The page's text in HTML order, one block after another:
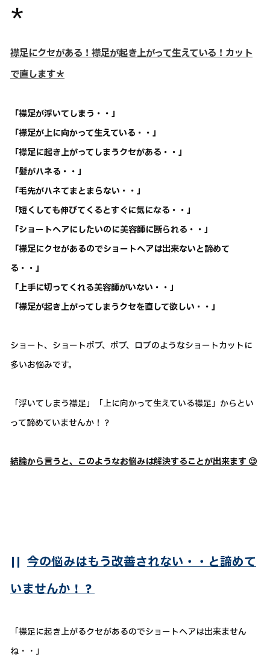
＊
襟足にクセがある！襟足が起き上がって生えている！カット
で直します＊
「襟足が浮いてしまう・・」
「襟足が上に向かって生えている・・」
「襟足に起き上がってしまうクセがある・・」
「髪がハネる・・」
「毛先がハネてまとまらない・・」
「短くしても伸びてくるとすぐに気になる・・」
「ショートヘアにしたいのに美容師に断られる・・」
「襟足にクセがあるのでショートヘアは出来ないと諦めて
る・・」
「上手に切ってくれる美容師がいない・・」
「襟足が起き上がってしまうクセを直して欲しい・・」
ショート、ショートボブ、ボブ、ロブのようなショートカットに
多いお悩みです。
「浮いてしまう襟足」「上に向かって生えている襟足」からとい
って諦めていませんか！？
結論から言うと、このようなお悩みは解決することが出来ます 😉
|| 今の悩みはもう改善されない・・と諦めて
いませんか！？
「襟足に起き上がるクセがあるのでショートヘアは出来ません
ね・・」